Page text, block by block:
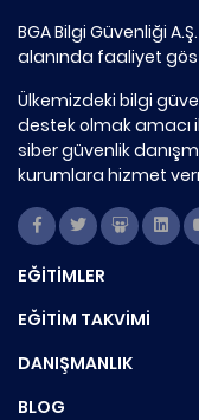
BGA Bilgi Güvenliği
alanında faaliyet
Ülkemizdeki bilgi
destek olmak amacı
siber güvenlik
kurumlara hizmet
EĞİTİMLER
EĞİTİM TAKVİMİ
DANIŞMANLIK
BLOG